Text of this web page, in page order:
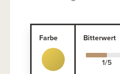
Farbe Bitterwert